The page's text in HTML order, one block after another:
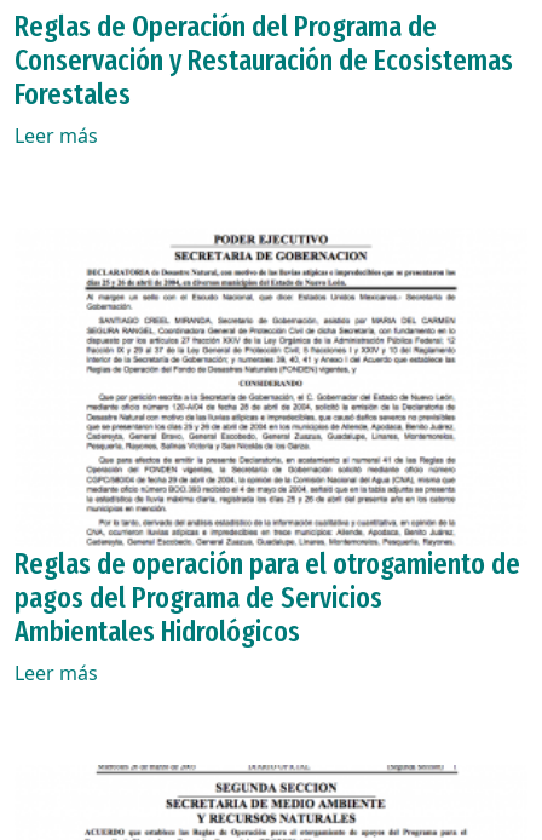
Reglas de Operación del Programa de
Conservación y Restauración de Ecosistemas
Forestales
Leer más
Reglas de operación para el otrogamiento de
pagos del Programa de Servicios
Ambientales Hidrológicos
Leer más